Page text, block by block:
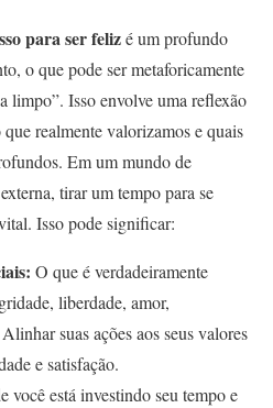
para ser felizé um profundo
o que pode ser metaforicamente
limpo”. Isso envolve uma reflexão
realmente valorizamos e quais
Em um mundo de
tirar um tempo para se
Isso pode significar:
O que é verdadeiramente
liberdade, amor,
suas ações aos seus valores
e satisfação.
você está investindo seu tempo e